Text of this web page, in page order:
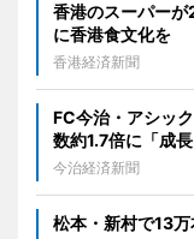
香港のスーパー
に香港食文化を
香港経済新聞
FC今治・アシッ
数約1.7倍に「成長
今治経済新聞
松本・新村で13